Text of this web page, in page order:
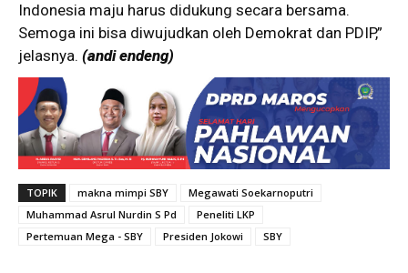
Indonesia maju harus didukung secara bersama.
Semoga ini bisa diwujudkan oleh Demokrat dan PDIP,”
jelasnya. (andi endeng)
TOPIK makna mimpi SBY
Megawati Soekarnoputri
Muhammad Asrul Nurdin S Pd
Peneliti LKP
Pertemuan Mega - SBY
Presiden Jokowi SBY